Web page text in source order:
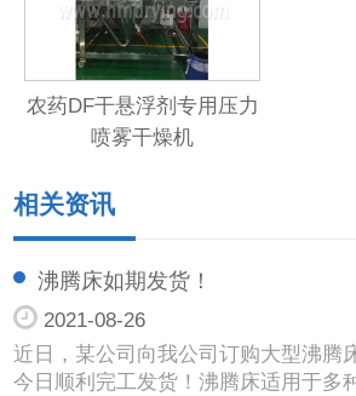
农药DF干悬浮剂专用压力
喷雾干燥机
相关资讯
沸腾床如期发货！
2021-08-26
近日，某公司向我公司订购大型沸腾
今日顺利完工发货！沸腾床适用于多